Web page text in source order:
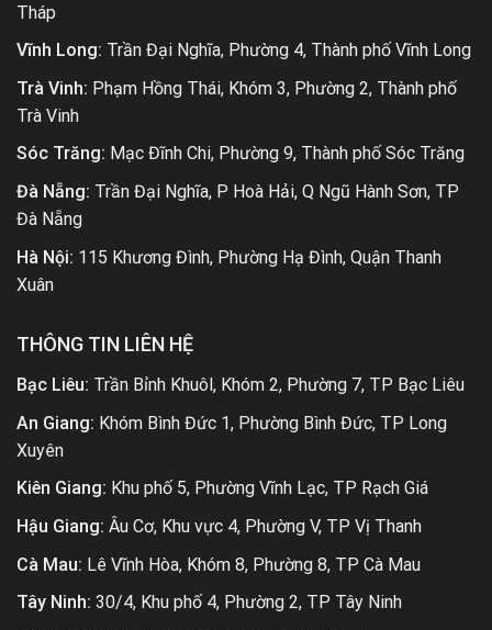
Tháp
Vĩnh Long: Trần Đại Nghĩa, Phường 4, Thành phố Vĩnh Long
Trà Vinh: Phạm Hồng Thái, Khóm 3, Phường 2, Thành phố
Trà Vinh
Sóc Trăng: Mạc Đĩnh Chi, Phường 9, Thành phố Sóc Trăng
Đà Nẵng: Trần Đại Nghĩa, P Hoà Hải, Q Ngũ Hành Sơn, TP
Đà Nẵng
Hà Nội: 115 Khương Đình, Phường Hạ Đình, Quận Thanh
Xuân
THÔNG TIN LIÊN HỆ
Bạc Liêu: Trần Bỉnh Khuôl, Khóm 2, Phường 7, TP Bạc Liêu
An Giang: Khóm Bình Đức 1, Phường Bình Đức, TP Long
Xuyên
Kiên Giang: Khu phố 5, Phường Vĩnh Lạc, TP Rạch Giá
Hậu Giang: Âu Cơ, Khu vực 4, Phường V, TP Vị Thanh
Cà Mau: Lê Vĩnh Hòa, Khóm 8, Phường 8, TP Cà Mau
Tây Ninh: 30/4, Khu phố 4, Phường 2, TP Tây Ninh